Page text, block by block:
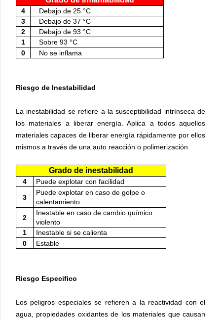
4
Debajo de 25 °C
3
Debajo de 37 °C
2
Debajo de 93 °C
1
Sobre 93 °C
0
No se inflama
Riesgo de Inestabilidad
La inestabilidad se refiere a la susceptibilidad intrínseca de
los materiales a liberar energía. Aplica a todos aquellos
materiales capaces de liberar energía rápidamente por ellos
mismos a través de una auto reacción o polimerización.
Grado de inestabilidad
4
Puede explotar con facilidad
3
Puede explotar en caso de golpe o
calentamiento
2
Inestable en caso de cambio químico
violento
1
Inestable si se calienta
0
Estable
Riesgo Especifico
Los peligros especiales se refieren a la reactividad con el
agua, propiedades oxidantes de los materiales que causan